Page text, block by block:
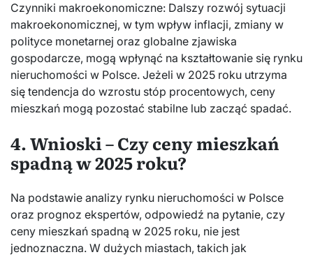
Czynniki makroekonomiczne: Dalszy rozwój sytuacji
makroekonomicznej, w tym wpływ inflacji, zmiany w
polityce monetarnej oraz globalne zjawiska
gospodarcze, mogą wpłynąć na kształtowanie się rynku
nieruchomości w Polsce. Jeżeli w 2025 roku utrzyma
się tendencja do wzrostu stóp procentowych, ceny
mieszkań mogą pozostać stabilne lub zacząć spadać.
4. Wnioski – Czy ceny mieszkań
spadną w 2025 roku?
Na podstawie analizy rynku nieruchomości w Polsce
oraz prognoz ekspertów, odpowiedź na pytanie, czy
ceny mieszkań spadną w 2025 roku, nie jest
jednoznaczna. W dużych miastach, takich jak